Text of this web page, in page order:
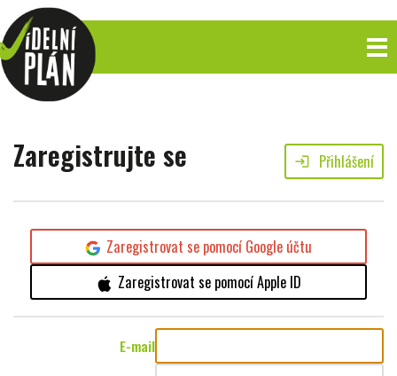
Zaregistrujte se login Přihlášení
Zaregistrovat se pomocí Google účtu
Zaregistrovat se pomocí Apple ID
E-mail